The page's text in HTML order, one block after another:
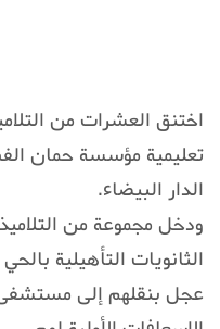
اختنق العشرات من
تعليمية مؤسسة حمان
الدار البيضاء.
ودخل مجموعة من
الثانويات التأهيلية
عجل بنقلهم إلى